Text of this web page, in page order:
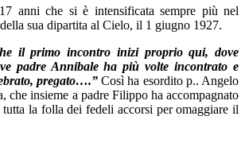
anni che si è intensificata sempre più nel
sua dipartita al Cielo, il 1 giugno 1927.
il primo incontro inizi proprio qui, dove
padre Annibale ha più volte incontrato e
pregato….”Così ha esordito p.. Angelo
che insieme a padre Filippo ha accompagnato
la folla dei fedeli accorsi per omaggiare il